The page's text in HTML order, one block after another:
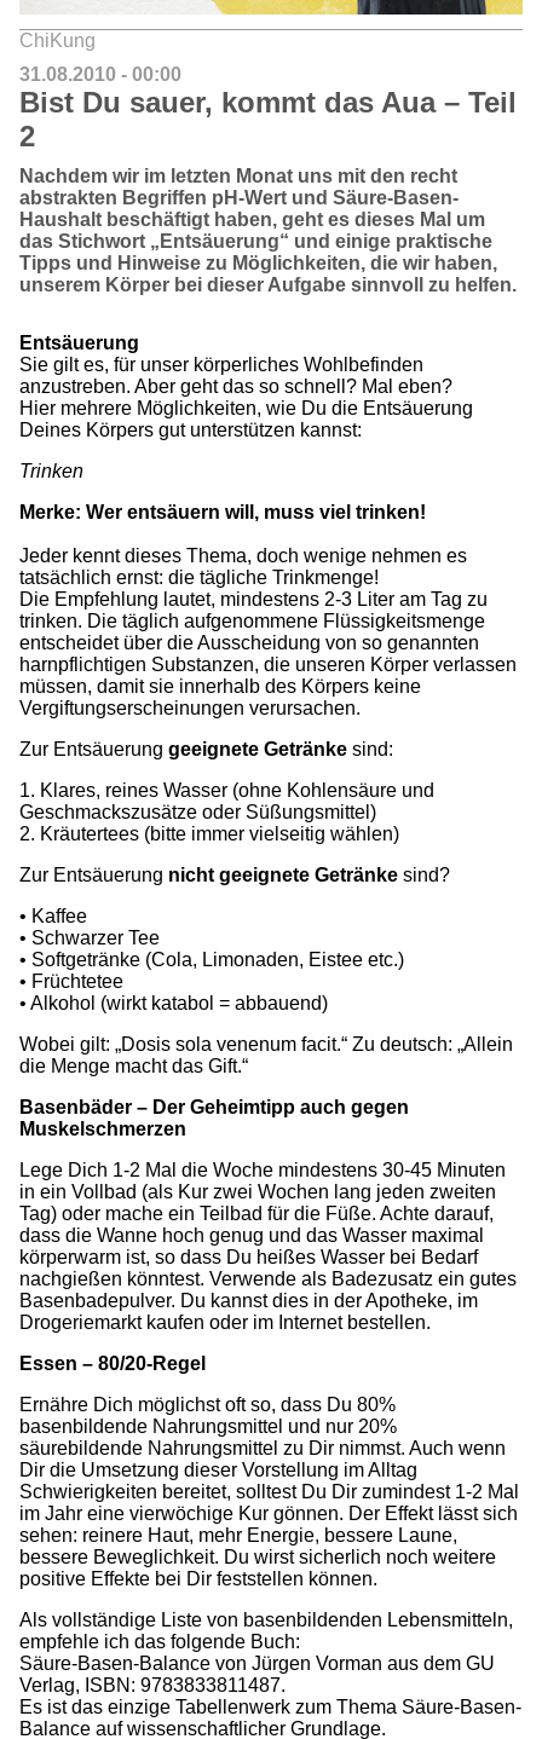
ChiKung
31.08.2010 - 00:00
Bist Du sauer, kommt das Aua – Teil
2
Nachdem wir im letzten Monat uns mit den recht
abstrakten Begriffen pH-Wert und Säure-Basen-
Haushalt beschäftigt haben, geht es dieses Mal um
das Stichwort „Entsäuerung“ und einige praktische
Tipps und Hinweise zu Möglichkeiten, die wir haben,
unserem Körper bei dieser Aufgabe sinnvoll zu helfen.
Entsäuerung
Sie gilt es, für unser körperliches Wohlbefinden
anzustreben. Aber geht das so schnell? Mal eben?
Hier mehrere Möglichkeiten, wie Du die Entsäuerung
Deines Körpers gut unterstützen kannst:
Trinken
Merke: Wer entsäuern will, muss viel trinken!
Jeder kennt dieses Thema, doch wenige nehmen es
tatsächlich ernst: die tägliche Trinkmenge!
Die Empfehlung lautet, mindestens 2-3 Liter am Tag zu
trinken. Die täglich aufgenommene Flüssigkeitsmenge
entscheidet über die Ausscheidung von so genannten
harnpflichtigen Substanzen, die unseren Körper verlassen
müssen, damit sie innerhalb des Körpers keine
Vergiftungserscheinungen verursachen.
Zur Entsäuerung geeignete Getränke sind:
1. Klares, reines Wasser (ohne Kohlensäure und
Geschmackszusätze oder Süßungsmittel)
2. Kräutertees (bitte immer vielseitig wählen)
Zur Entsäuerung nicht geeignete Getränke sind?
• Kaffee
• Schwarzer Tee
• Softgetränke (Cola, Limonaden, Eistee etc.)
• Früchtetee
• Alkohol (wirkt katabol = abbauend)
Wobei gilt: „Dosis sola venenum facit.“ Zu deutsch: „Allein
die Menge macht das Gift.“
Basenbäder – Der Geheimtipp auch gegen
Muskelschmerzen
Lege Dich 1-2 Mal die Woche mindestens 30-45 Minuten
in ein Vollbad (als Kur zwei Wochen lang jeden zweiten
Tag) oder mache ein Teilbad für die Füße. Achte darauf,
dass die Wanne hoch genug und das Wasser maximal
körperwarm ist, so dass Du heißes Wasser bei Bedarf
nachgießen könntest. Verwende als Badezusatz ein gutes
Basenbadepulver. Du kannst dies in der Apotheke, im
Drogeriemarkt kaufen oder im Internet bestellen.
Essen – 80/20-Regel
Ernähre Dich möglichst oft so, dass Du 80%
basenbildende Nahrungsmittel und nur 20%
säurebildende Nahrungsmittel zu Dir nimmst. Auch wenn
Dir die Umsetzung dieser Vorstellung im Alltag
Schwierigkeiten bereitet, solltest Du Dir zumindest 1-2 Mal
im Jahr eine vierwöchige Kur gönnen. Der Effekt lässt sich
sehen: reinere Haut, mehr Energie, bessere Laune,
bessere Beweglichkeit. Du wirst sicherlich noch weitere
positive Effekte bei Dir feststellen können.
Als vollständige Liste von basenbildenden Lebensmitteln,
empfehle ich das folgende Buch:
Säure-Basen-Balance von Jürgen Vorman aus dem GU
Verlag, ISBN: 9783833811487.
Es ist das einzige Tabellenwerk zum Thema Säure-Basen-
Balance auf wissenschaftlicher Grundlage.